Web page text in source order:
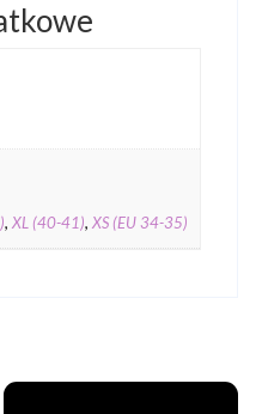
, XL (40-41), XS (EU 34-35)